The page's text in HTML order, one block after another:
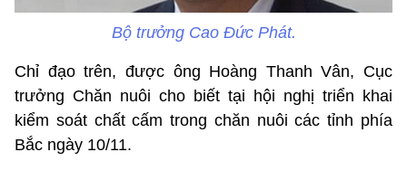
Bộ trưởng Cao Đức Phát.
Chỉ đạo trên, được ông Hoàng Thanh Vân, Cục
trưởng Chăn nuôi cho biết tại hội nghị triển khai
kiểm soát chất cấm trong chăn nuôi các tỉnh phía
Bắc ngày 10/11.